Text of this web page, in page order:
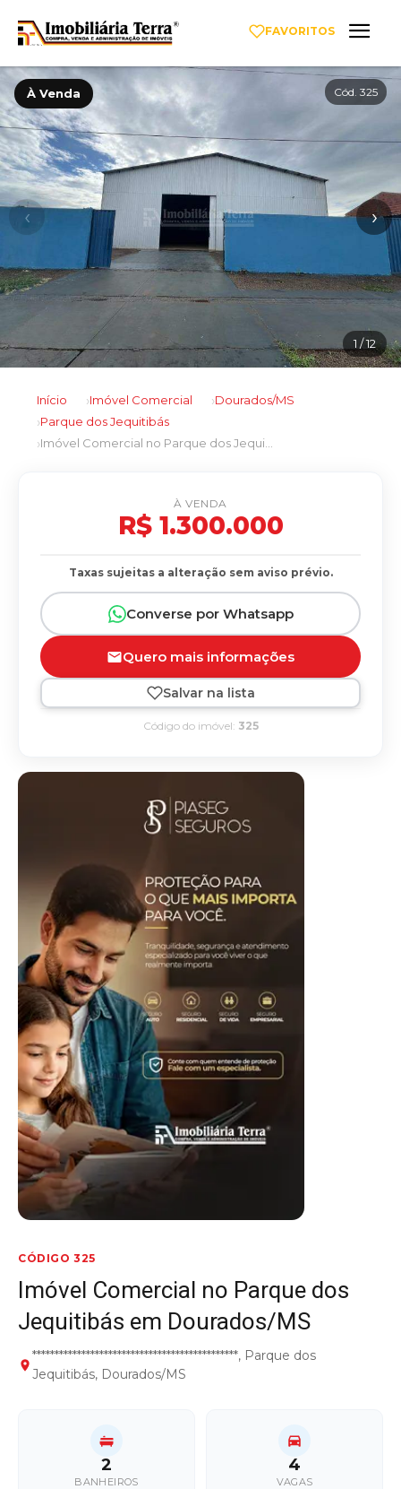
FAVORITOS
À Venda Cód. 325
‹ ›
1 / 12
Início Imóvel Comercial
Dourados/MS
Parque dos Jequitibás
CÓDIGO 325
Imóvel Comercial no Parque dos
Jequitibás em Dourados/MS
**********************************************, Parque dos
Jequitibás, Dourados/MS
2
BANHEIROS
4
VAGAS
À VENDA
R$ 1.300.000
Taxas sujeitas a alteração sem aviso prévio.
Converse por Whatsapp
Quero mais informações
Salvar na lista
Código do imóvel: 325